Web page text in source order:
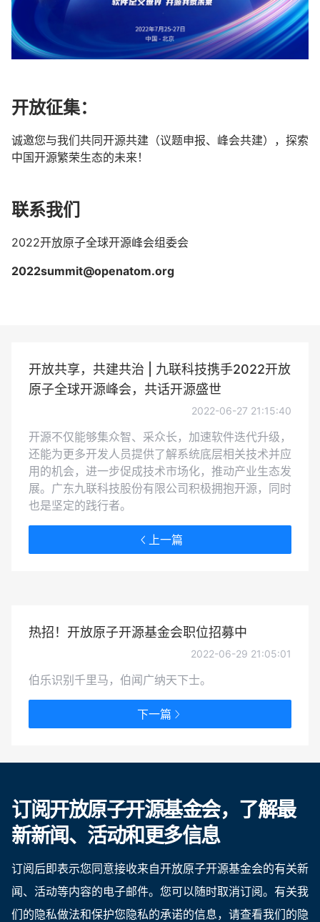
开放征集：
诚邀您与我们共同开源共建（议题申报、峰会共建），探索
中国开源繁荣生态的未来！
联系我们
2022开放原子全球开源峰会组委会
2022summit@openatom.org
开放共享，共建共治 | 九联科技携手2022开放
原子全球开源峰会，共话开源盛世
2022-06-27 21:15:40
开源不仅能够集众智、采众长，加速软件迭代升级，
还能为更多开发人员提供了解系统底层相关技术并应
用的机会，进一步促成技术市场化，推动产业生态发
展。广东九联科技股份有限公司积极拥抱开源，同时
也是坚定的践行者。
上一篇
热招！开放原子开源基金会职位招募中
2022-06-29 21:05:01
伯乐识别千里马，伯闻广纳天下士。
下一篇
订阅开放原子开源基金会，了解最
新新闻、活动和更多信息
订阅后即表示您同意接收来自开放原子开源基金会的有关新
闻、活动等内容的电子邮件。您可以随时取消订阅。有关我
们的隐私做法和保护您隐私的承诺的信息，请查看我们的隐